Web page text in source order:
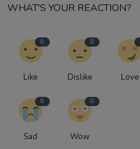
WHAT'S YOUR REACTION?
0
Like
0
Dislike Love
0
Sad
0
Wow